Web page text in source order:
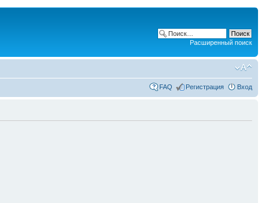
Расширенный поиск
FAQ Регистрация Вход